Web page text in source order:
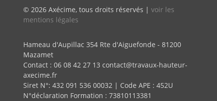
© 2026 Axécime, tous droits réservés | voir les
mentions légales
Hameau d'Aupillac 354 Rte d'Aiguefonde - 81200
Mazamet
Contact : 06 08 42 27 13 contact@travaux-hauteur-
axecime.fr
Siret N°: 432 091 536 00032 | Code APE : 452U
N°déclaration Formation : 73810113381